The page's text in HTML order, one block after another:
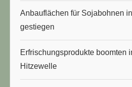
Anbauflächen für Sojabohnen
gestiegen
Erfrischungsprodukte boomten
Hitzewelle